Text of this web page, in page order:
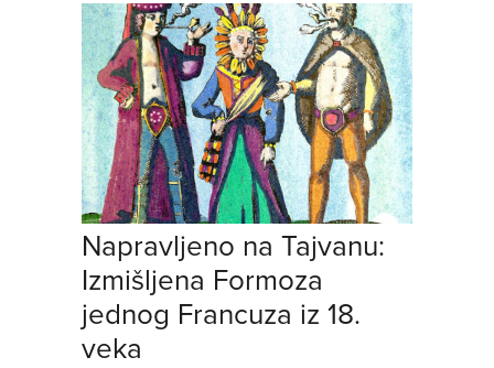
Napravljeno na Tajvanu:
Izmišljena Formoza
jednog Francuza iz 18.
veka